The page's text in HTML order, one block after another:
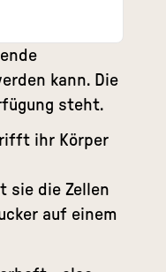
kann. Die
steht.
ihr Körper
sie die Zellen
auf einem